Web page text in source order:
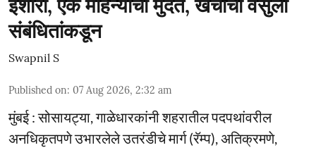
इशारा, एक महिन्याची मुदत, खर्चाची वसुली
संबंधितांकडून
Swapnil S
Published on: 07 Aug 2026, 2:32 am
मुंबई : सोसायट्या, गाळेधारकांनी शहरातील पदपथांवरील
अनधिकृतपणे उभारलेले उतरंडीचे मार्ग (रॅम्प), अतिक्रमणे,